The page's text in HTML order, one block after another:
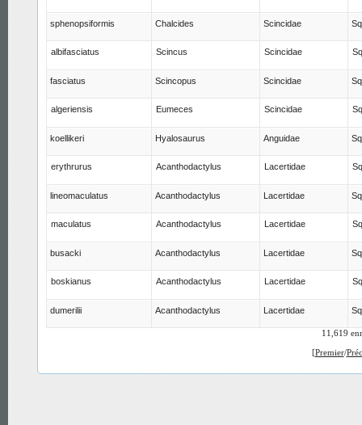
sphenopsiformis Chalcides Scincidae
albifasciatus Scincus Scincidae
fasciatus Scincopus Scincidae
algeriensis Eumeces Scincidae
koellikeri Hyalosaurus Anguidae
erythrurus Acanthodactylus Lacertidae
lineomaculatus Acanthodactylus Lacertidae
maculatus Acanthodactylus Lacertidae
busacki Acanthodactylus Lacertidae
boskianus Acanthodactylus Lacertidae
dumerilii Acanthodactylus Lacertidae
11,619
[Premier/